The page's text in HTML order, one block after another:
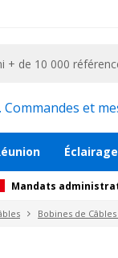
l'évènementiel et la
et
Mandats
Bobines de